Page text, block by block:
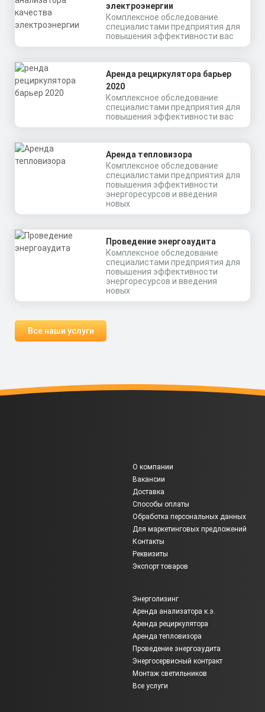
электроэнергии
Комплексное обследование
специалистами предприятия для
повышения эффективности вас
Аренда рециркулятора барьер
2020
Комплексное обследование
специалистами предприятия для
повышения эффективности вас
Аренда тепловизора
Комплексное обследование
специалистами предприятия для
повышения эффективности
энергоресурсов и введения
новых
Проведение энергоаудита
Комплексное обследование
специалистами предприятия для
повышения эффективности
энергоресурсов и введения
новых
Все наши услуги
О компании
Вакансии
Доставка
Способы оплаты
Обработка персональных данных
Для маркетинговых предложений
Контакты
Реквизиты
Экспорт товаров
Энерголизинг
Аренда анализатора к.э.
Аренда рециркулятора
Аренда тепловизора
Проведение энергоаудита
Энергосервисный контракт
Монтаж светильников
Все услуги